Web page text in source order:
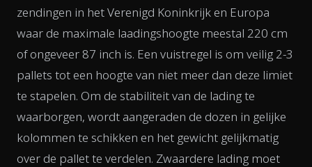
zendingen in het Verenigd Koninkrijk en Europa
waar de maximale laadingshoogte meestal 220 cm
of ongeveer 87 inch is. Een vuistregel is om veilig 2-3
pallets tot een hoogte van niet meer dan deze limiet
te stapelen. Om de stabiliteit van de lading te
waarborgen, wordt aangeraden de dozen in gelijke
kolommen te schikken en het gewicht gelijkmatig
over de pallet te verdelen. Zwaardere lading moet